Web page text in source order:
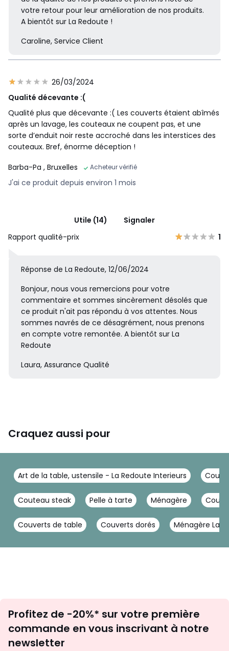
votre retour pour leur amélioration de nos produits.
A bientôt sur La Redoute !
Caroline, Service Client
26/03/2024
Qualité décevante :(
Qualité plus que décevante :( Les couverts étaient abîmés
après un lavage, les couteaux ne coupent pas, et une
sorte d’enduit noir reste accroché dans les interstices des
couteaux. Bref, énorme déception !
Barba-Pa , Bruxelles Acheteur vérifié
J'ai ce produit depuis environ 1 mois
Utile (14)
Signaler
Rapport qualité-prix
1
Réponse de La Redoute, 12/06/2024
Bonjour, nous vous remercions pour votre
commentaire et sommes sincèrement désolés que
ce produit n'ait pas répondu à vos attentes. Nous
sommes navrés de ce désagrément, nous prenons
en compte votre remontée. A bientôt sur La
Redoute
Laura, Assurance Qualité
Craquez aussi pour
Art de la table, ustensile - La Redoute Interieurs
Couteau steak Pelle à tarte Ménagère
Couverts de table Couverts dorés Ménagère
newsletter
Profitez de -20%* sur votre première
commande en vous inscrivant à notre
newsletter